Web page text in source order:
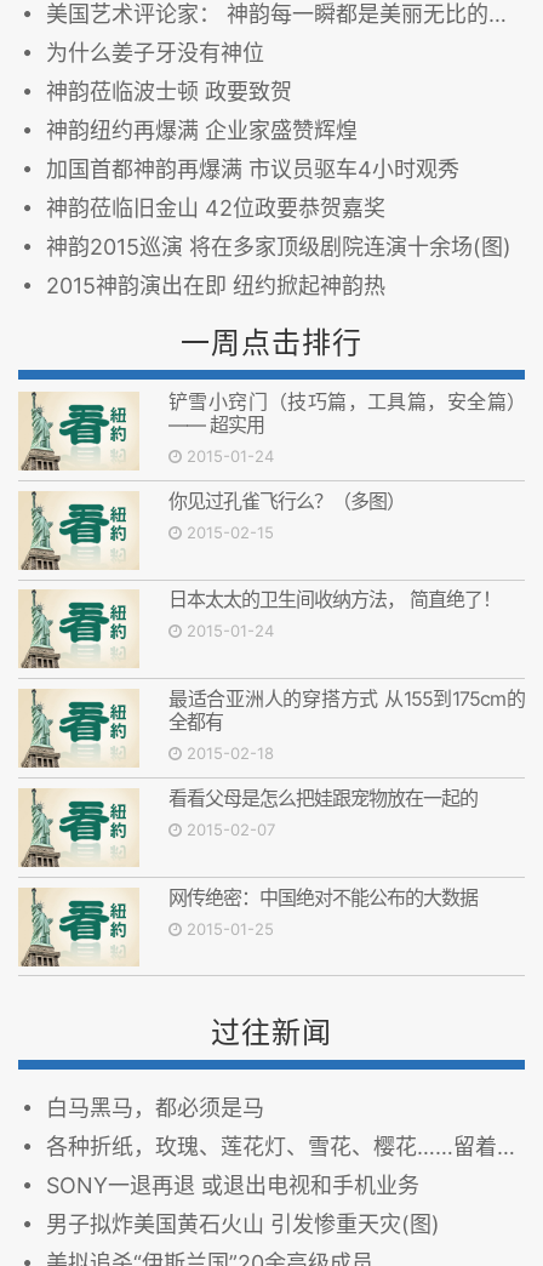
美国艺术评论家： 神韵每一瞬都是美丽无比的画作
为什么姜子牙没有神位
神韵莅临波士顿 政要致贺
神韵纽约再爆满 企业家盛赞辉煌
加国首都神韵再爆满 市议员驱车4小时观秀
神韵莅临旧金山 42位政要恭贺嘉奖
神韵2015巡演 将在多家顶级剧院连演十余场(图)
2015神韵演出在即 纽约掀起神韵热
一周点击排行
铲雪小窍门（技巧篇，工具篇，安全篇）
—— 超实用
2015-01-24
你见过孔雀飞行么？（多图）
2015-02-15
日本太太的卫生间收纳方法， 简直绝了！
2015-01-24
最适合亚洲人的穿搭方式 从155到175cm的
全都有
2015-02-18
看看父母是怎么把娃跟宠物放在一起的
2015-02-07
网传绝密：中国绝对不能公布的大数据
2015-01-25
过往新闻
白马黑马，都必须是马
各种折纸，玫瑰、莲花灯、雪花、樱花……留着过年用！
SONY一退再退 或退出电视和手机业务
男子拟炸美国黄石火山 引发惨重天灾(图)